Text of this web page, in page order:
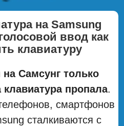
на Samsung
ввод как
клавиатуру
на Самсунг только
пропала.
смартфонов
сталкиваются с